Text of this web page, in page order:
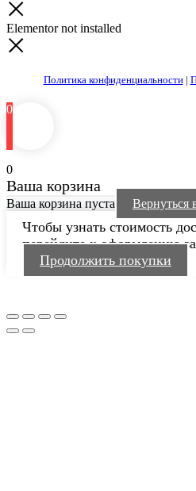
Elementor not installed
Политика конфиденциальности|
0
0
Ваша корзина
Ваша корзина пуста Вернуться
Чтобы узнать стоимость
перейдите к оформлению
Продолжить покупки